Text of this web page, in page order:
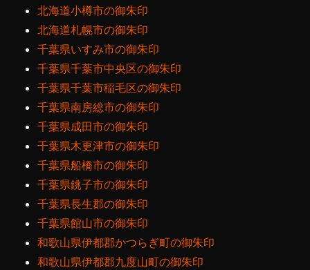
北海道小樽市の御朱印
北海道札幌市の御朱印
千葉県いすみ市の御朱印
千葉県千葉市中央区の御朱印
千葉県千葉市稲毛区の御朱印
千葉県南房総市の御朱印
千葉県成田市の御朱印
千葉県木更津市の御朱印
千葉県船橋市の御朱印
千葉県銚子市の御朱印
千葉県長生郡の御朱印
千葉県館山市の御朱印
和歌山県伊都郡かつらぎ町の御朱印
和歌山県伊都郡九度山町の御朱印